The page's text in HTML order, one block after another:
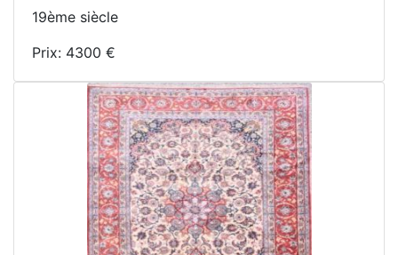
19ème siècle
Prix: 4300 €